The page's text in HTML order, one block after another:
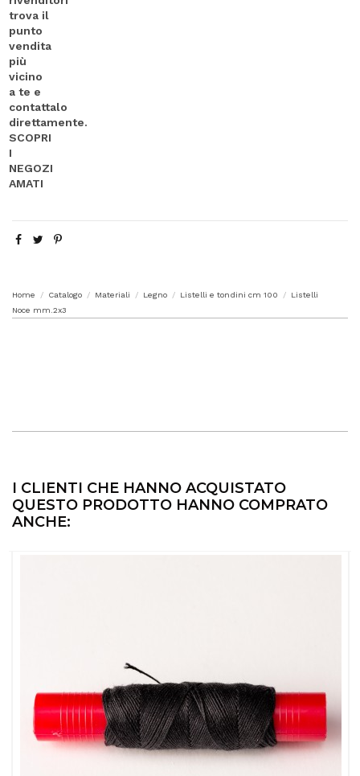
Home Catalogo Materiali Legno Listelli e tondini cm 100
Listelli
Noce mm.2x3
I CLIENTI CHE HANNO ACQUISTATO
QUESTO PRODOTTO HANNO COMPRATO
ANCHE: